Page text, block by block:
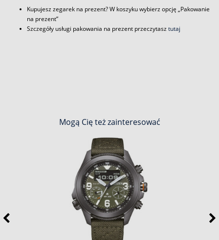
Kupujesz zegarek na prezent? W koszyku wybierz opcję „Pakowanie
na prezent”
Szczegóły usługi pakowania na prezent przeczytasztutaj
Mogą Cię też zainteresować